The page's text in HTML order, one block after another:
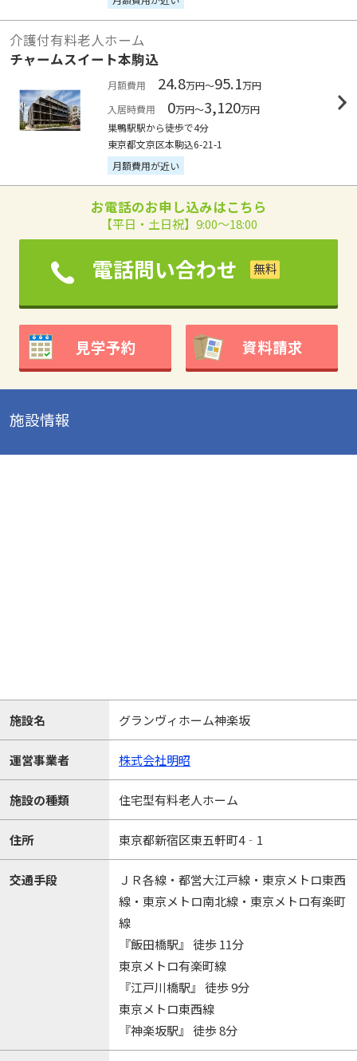
介護付有料老人ホーム
チャームスイート本駒込
月額費用 24.8万円～95.1万円
入居時費用
0万円～3,120万円
巣鴨駅駅から徒歩で4分
東京都文京区本駒込6-21-1
月額費用が近い
お電話のお申し込みはこちら
【平日・土日祝】9:00～18:00
電話問い合わせ
見学予約 資料請求
施設情報
施設名 グランヴィホーム神楽坂
運営事業者 株式会社明昭
施設の種類 住宅型有料老人ホーム
住所 東京都新宿区東五軒町4‐1
交通手段
ＪＲ各線・都営大江戸線・東京メトロ東西
線・東京メトロ南北線・東京メトロ有楽町
線
『飯田橋駅』 徒歩 11分
東京メトロ有楽町線
『江戸川橋駅』 徒歩 9分
東京メトロ東西線
『神楽坂駅』 徒歩 8分